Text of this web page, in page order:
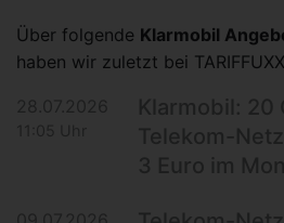
Über folgende Klarmobil
haben wir zuletzt bei